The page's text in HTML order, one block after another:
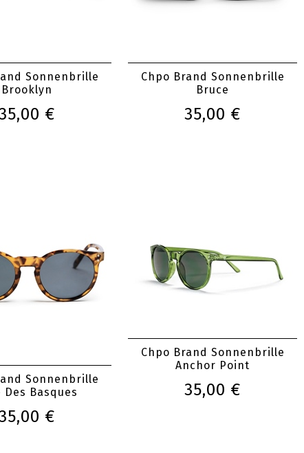
Sonnenbrille
Brooklyn
€
Chpo Brand Sonnenbrille
Bruce
35,00 €
Sonnenbrille
Des Basques
€
Chpo Brand Sonnenbrille
Anchor Point
35,00 €